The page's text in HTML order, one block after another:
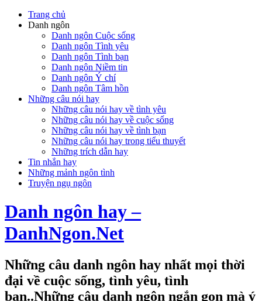
Trang chủ
Danh ngôn
Danh ngôn Cuộc sống
Danh ngôn Tình yêu
Danh ngôn Tình bạn
Danh ngôn Niềm tin
Danh ngôn Ý chí
Danh ngôn Tâm hồn
Những câu nói hay
Những câu nói hay về tình yêu
Những câu nói hay về cuộc sống
Những câu nói hay về tình bạn
Những câu nói hay trong tiểu thuyết
Những trích dẫn hay
Tin nhắn hay
Những mảnh ngôn tình
Truyện ngụ ngôn
Danh ngôn hay –
DanhNgon.Net
Những câu danh ngôn hay nhất mọi thời
đại về cuộc sống, tình yêu, tình
bạn..Những câu danh ngôn ngắn gọn mà ý